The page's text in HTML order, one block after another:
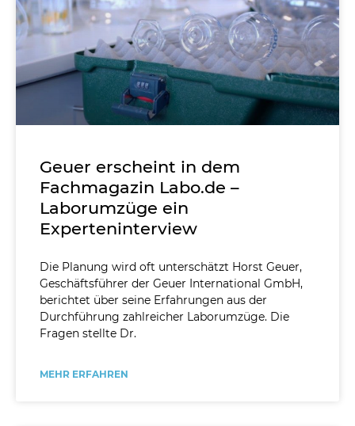
Geuer erscheint in dem
Fachmagazin Labo.de –
Laborumzüge ein
Experteninterview
Die Planung wird oft unterschätzt Horst Geuer,
Geschäftsführer der Geuer International GmbH,
berichtet über seine Erfahrungen aus der
Durchführung zahlreicher Laborumzüge. Die
Fragen stellte Dr.
MEHR ERFAHREN